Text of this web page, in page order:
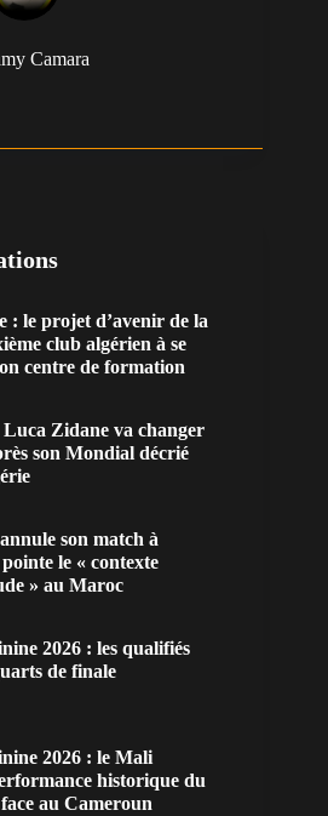
Camara
: le projet d’avenir de la
club algérien à se
centre de formation
Zidane va changer
son Mondial décrié
son match à
le « contexte
» au Maroc
2026 : les qualifiés
de finale
2026 : le Mali
historique du
au Cameroun